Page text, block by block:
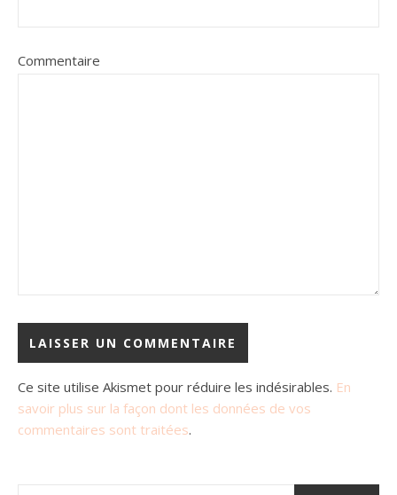
Commentaire
Ce site utilise Akismet pour réduire les indésirables. En
savoir plus sur la façon dont les données de vos
commentaires sont traitées.